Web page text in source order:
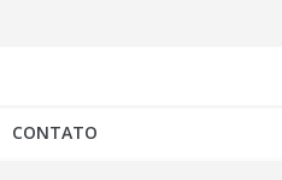
CONTATO